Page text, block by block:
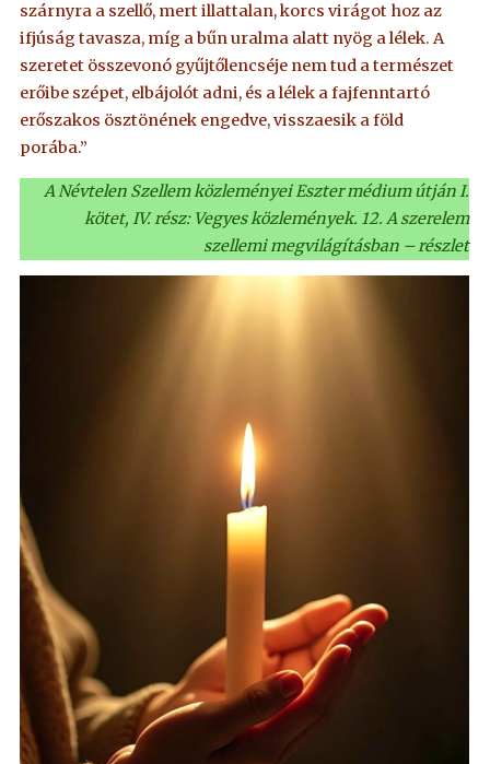
szárnyra a szellő, mert illattalan, korcs virágot hoz az
ifjúság tavasza, míg a bűn uralma alatt nyög a lélek. A
szeretet összevonó gyűjtőlencséje nem tud a természet
erőibe szépet, elbájolót adni, és a lélek a fajfenntartó
erőszakos ösztönének engedve, visszaesik a föld
porába.”
A Névtelen Szellem közleményei Eszter médium útján I.
kötet, IV. rész: Vegyes közlemények. 12. A szerelem
szellemi megvilágításban – részlet